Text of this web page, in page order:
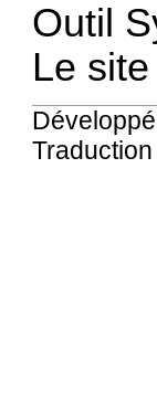
Outil
Le site